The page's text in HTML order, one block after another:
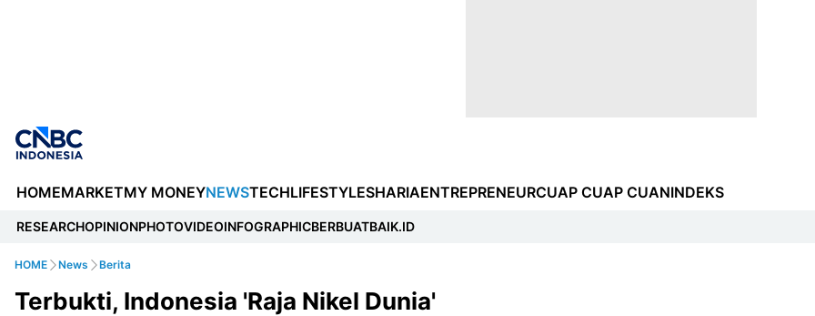
HOMEMARKETMY MONEYNEWSTECHLIFESTYLESHARIAENTREPRENEURCUAP CUAP CUANINDEKS
RESEARCHOPINIONPHOTOVIDEOINFOGRAPHICBERBUATBAIK.ID
HOME News Berita
Terbukti, Indonesia 'Raja Nikel Dunia'